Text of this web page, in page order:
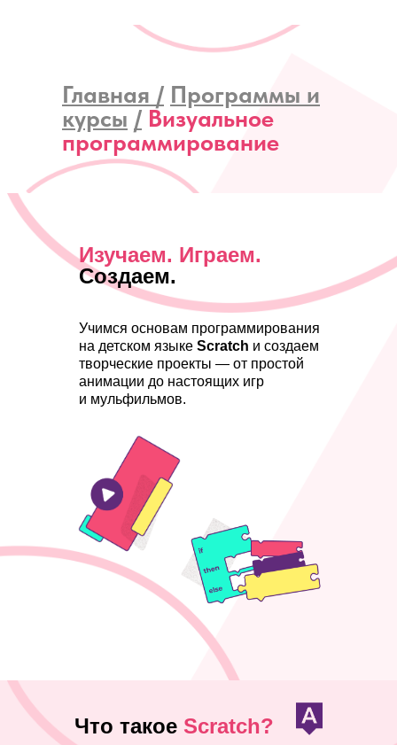
Главная / Программы и
курсы / Визуальное
программирование
Изучаем. Играем.
Создаем.
Учимся основам программирования
на детском языке Scratch и создаем
творческие проекты — от простой
анимации до настоящих игр
и мульфильмов.
Что такое Scratch?